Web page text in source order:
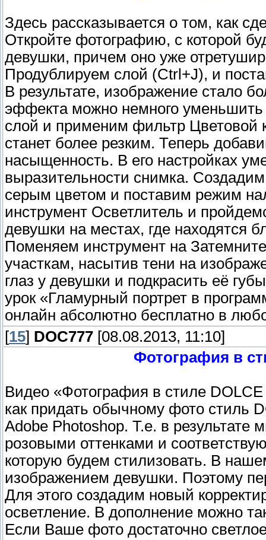
Здесь рассказывается о том, как
Откройте фотографию, с которой
девушки, причем оно уже
Продублируем слой (Ctrl+J), и
В результате, изображение стало
эффекта можно немного уменьшить
слой и применим фильтр Цветовой
станет более резким. Теперь
насыщенность. В его настройках
выразительности снимка.
серым цветом и поставим режим
инструмент Осветлитель и
девушки на местах, где находятся
Поменяем инструмент на
участкам, насытив тени на
глаз у девушки и подкрасить её
урок «Гламурный портрет в
онлайн абсолютно бесплатно в
[15] DOC777 [08.08.2013, 11:10]
Фотография в
Видео «Фотография в стиле
как придать обычному фото стиль
Adobe Photoshop. Т.е. в
розовыми оттенками и
которую будем стилизовать. В
изображением девушки. Поэтому
Для этого создадим новый
осветление. В дополнение можно
Если Ваше фото достаточно